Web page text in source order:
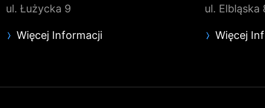
ul. Łużycka 9
Więcej Informacji
ul. Elbląska
Więcej